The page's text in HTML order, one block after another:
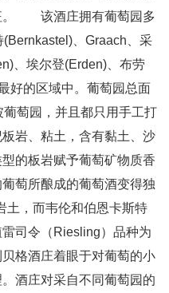
。 该酒庄拥有葡萄园多
、Graach、采
、埃尔登(Erden)、布劳
好的区域中。葡萄园总面
萄园，并且都只用手工打
岩、粘土，含有黏土、沙
的板岩赋予葡萄矿物质香
萄所酿成的葡萄酒变得独
土，而韦伦和伯恩卡斯特
司令（Riesling）品种为
酒庄着眼于对葡萄的小
酒庄对采自不同葡萄园的